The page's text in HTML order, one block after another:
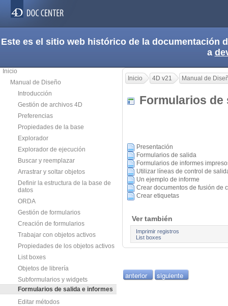
Este es el sitio web histórico de la documentación
a
Inicio
Manual de Diseño
Introducción
Gestión de archivos 4D
Preferencias
Propiedades de la base
Explorador
Explorador de ejecución
Buscar y reemplazar
Arrastrar y soltar objetos
Definir la estructura de la base de
datos
ORDA
Gestión de formularios
Creación de formularios
Trabajar con objetos activos
Propiedades de los objetos activos
List boxes
Objetos de librería
Subformularios y widgets
Formularios de salida e informes
Editar métodos
Inicio 4D v21 Manual de
Formularios
Presentación
Formularios de salida
Formularios de informes
Utilizar líneas de control de
Un ejemplo de informe
Crear documentos de fusión de
Crear etiquetas
Ver también
Imprimir registros
List boxes
anterior siguiente